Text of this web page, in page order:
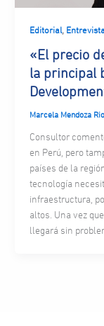
Editorial,
«El precio
la principal
Marcela Mendoza
Consultor
en Perú, pero
países de la
tecnología
infraestructura,
altos. Una vez
llegará sin